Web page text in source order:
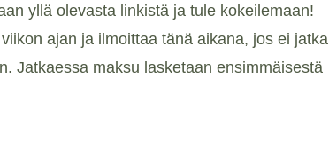
yllä olevasta linkistä ja tule kokeilemaan!
ajan ja ilmoittaa tänä aikana, jos ei jatka
Jatkaessa maksu lasketaan ensimmäisestä